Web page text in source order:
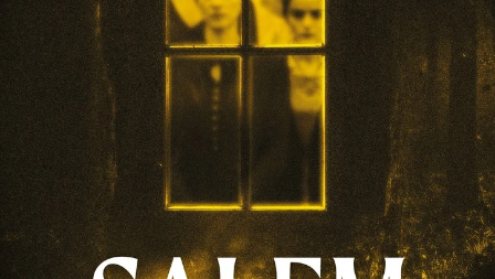
En assumant de réécrire l’histoire de Salem
dans ce
contexte à la fois moderne et nostalgique, nous souhaitions
dès le départ démontrer que ce fait divers du XVIIème siècle
possédait une force dramatique universelle pouvant se
reproduire dans toutes les sociétés et à toutes les
époques
Nous voulions ensuite aller au bout du parti pris du spectacle
consistant à plonger le spectateur dans le point de vue de ces
quatre femmes dépassées par les évènements qu’elles
provoquent. En partant du principe que les simulacres de
possession mis en place par les héroïnes sont provoqués sous
la menace et la pression, nous ne voulions pas envisager ces
quatre personnages comme des êtres maléfiques cherchant à
se venger. Au contraire, nous voulionsdévelopper l’identité